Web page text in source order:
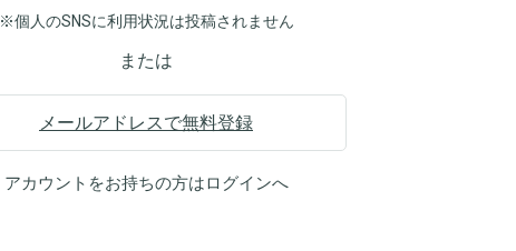
※個人のSNSに利用状況は投稿されません
または
メールアドレスで無料登録
アカウントをお持ちの方はログインへ